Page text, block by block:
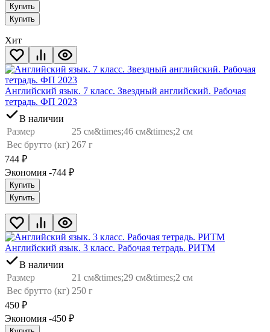
Купить
Купить
Хит
Английский язык. 7 класс. Звездный английский. Рабочая
тетрадь. ФП 2023
В наличии
Размер
25 см&times;46 см&times;2 см
Вес брутто (кг) 267 г
744 ₽
Экономия -744 ₽
Купить
Купить
Английский язык. 3 класс. Рабочая тетрадь. РИТМ
В наличии
Размер
21 см&times;29 см&times;2 см
Вес брутто (кг) 250 г
450 ₽
Экономия -450 ₽